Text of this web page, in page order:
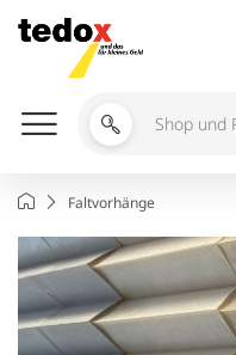
Inhalt
springen
Shop
durchsuchen
StartseiteFaltvorhänge